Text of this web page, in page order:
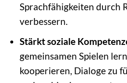
Sprachfähigkeiten durch
verbessern.
Stärkt soziale
gemeinsamen Spielen
kooperieren, Dialoge zu